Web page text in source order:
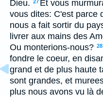
Dieu. 27 Et vous
vous dites: C'est parce
nous a fait sortir du
livrer aux mains des
Ou monterions-nous? 28
fondre le coeur, en
grand et de plus haute
sont grandes, et
plus nous avons vu là